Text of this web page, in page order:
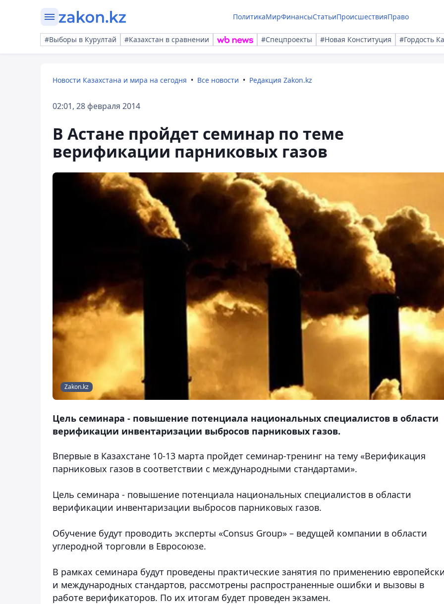
ПолитикаМирФинансыСтатьиПроисшествияПраво
#Выборы в Курултай #Казахстан в сравнении #Спецпроекты #Новая Конституция #Гордость
Новости Казахстана и мира на сегодня Все новости Редакция Zakon.kz
02:01, 28 февраля 2014
В Астане пройдет семинар по теме
верификации парниковых газов
Zakon.kz
Цель семинара - повышение потенциала национальных специалистов в области
верификации инвентаризации выбросов парниковых газов.
Впервые в Казахстане 10-13 марта пройдет семинар-тренинг на тему «Верификация
парниковых газов в соответствии с международными стандартами».
Цель семинара - повышение потенциала национальных специалистов в области
верификации инвентаризации выбросов парниковых газов.
Обучение будут проводить эксперты «Consus Group» – ведущей компании в области
углеродной торговли в Евросоюзе.
В рамках семинара будут проведены практические занятия по применению
и международных стандартов, рассмотрены распространенные ошибки и вызовы в
работе верификаторов. По их итогам будет проведен экзамен.